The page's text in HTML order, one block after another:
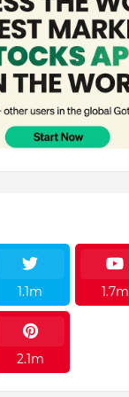
1.1m 1.7m
2.1m